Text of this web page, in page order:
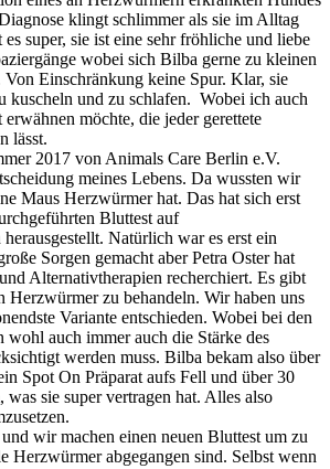
klingt schlimmer als sie im Alltag
super, sie ist eine sehr fröhliche und liebe
wobei sich Bilba gerne zu kleinen
Von Einschränkung keine Spur. Klar, sie
kuscheln und zu schlafen. Wobei ich auch
möchte, die jeder gerettete
lässt.
2017 von Animals Care Berlin e.V.
meines Lebens. Da wussten wir
Maus Herzwürmer hat. Das hat sich erst
Bluttest auf
Natürlich war es erst ein
Sorgen gemacht aber Petra Oster hat
Alternativtherapien recherchiert. Es gibt
Herzwürmer zu behandeln. Wir haben uns
Variante entschieden. Wobei bei den
wohl auch immer auch die Stärke des
werden muss. Bilba bekam also über
Spot On Präparat aufs Fell und über 30
sie super vertragen hat. Alles also
wir machen einen neuen Bluttest um zu
Herzwürmer abgegangen sind. Selbst wenn